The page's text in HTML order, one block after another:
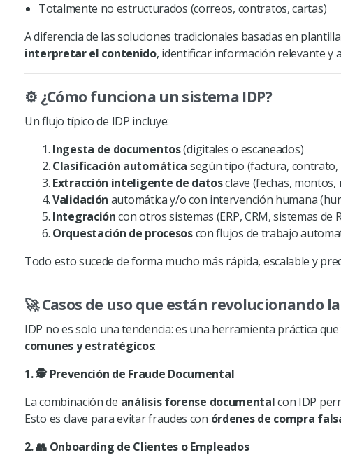
Totalmente no estructurados (correos, contratos, cartas)
A diferencia de las soluciones tradicionales basadas en
interpretar el contenido, identificar información relevante y
⚙️ ¿Cómo funciona un sistema IDP?
Un flujo típico de IDP incluye:
Ingesta de documentos(digitales o escaneados)
Clasificación automática según tipo (factura, contrato,
Extracción inteligente de datosclave (fechas, montos,
Validación automática y/o con intervención humana
Integracióncon otros sistemas (ERP, CRM, sistemas
Orquestación de procesoscon flujos de trabajo
Todo esto sucede de forma mucho más rápida, escalable y
🚀 Casos de uso que están revolucionando
IDP no es solo una tendencia: es una herramienta práctica
comunes y estratégicos:
1.🕵️ Prevención de Fraude Documental
La combinación de análisis forense documentalcon IDP
Esto es clave para evitar fraudes con órdenes de compra
2.👥 Onboarding de Clientes o Empleados